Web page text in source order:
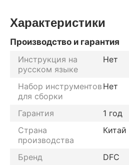
Характеристики
Производство и гарантия
Инструкция на
русском языке
Нет
Набор инструментов
для сборки
Нет
Гарантия
1 год
Страна
производства
Китай
Бренд DFC